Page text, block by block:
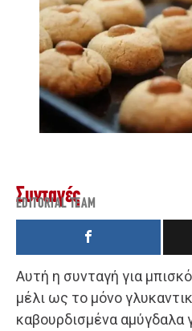
Συνταγές
EDITORIAL TEAM
Αυτή η συνταγή για
μέλι ως το μόνο
καβουρδισμένα αμύγδαλα